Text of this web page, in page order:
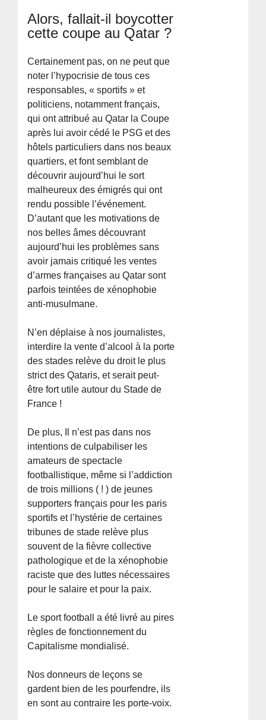
Alors, fallait-il boycotter
cette coupe au Qatar ?
Certainement pas, on ne peut que
noter l’hypocrisie de tous ces
responsables, « sportifs » et
politiciens, notamment français,
qui ont attribué au Qatar la Coupe
après lui avoir cédé le PSG et des
hôtels particuliers dans nos beaux
quartiers, et font semblant de
découvrir aujourd’hui le sort
malheureux des émigrés qui ont
rendu possible l’événement.
D’autant que les motivations de
nos belles âmes découvrant
aujourd’hui les problèmes sans
avoir jamais critiqué les ventes
d’armes françaises au Qatar sont
parfois teintées de xénophobie
anti-musulmane.
N’en déplaise à nos journalistes,
interdire la vente d’alcool à la porte
des stades relève du droit le plus
strict des Qataris, et serait peut-
être fort utile autour du Stade de
France !
De plus, Il n’est pas dans nos
intentions de culpabiliser les
amateurs de spectacle
footballistique, même si l’addiction
de trois millions ( ! ) de jeunes
supporters français pour les paris
sportifs et l’hystérie de certaines
tribunes de stade relève plus
souvent de la fièvre collective
pathologique et de la xénophobie
raciste que des luttes nécessaires
pour le salaire et pour la paix.
Le sport football a été livré au pires
règles de fonctionnement du
Capitalisme mondialisé.
Nos donneurs de leçons se
gardent bien de les pourfendre, ils
en sont au contraire les porte-voix.